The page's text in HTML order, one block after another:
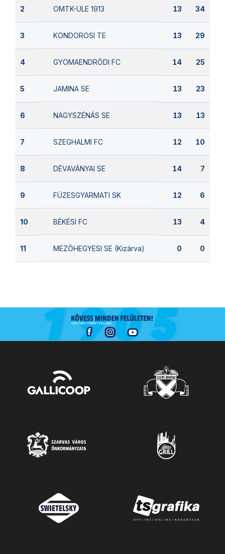
2 OMTK-ULE 1913 13 34
3 KONDOROSI TE 13 29
4 GYOMAENDRŐDI FC 14 25
5 JAMINA SE 13 23
6 NAGYSZÉNÁS SE 13 13
7 SZEGHALMI FC 12 10
8 DÉVAVÁNYAI SE 14 7
9 FÜZESGYARMATI SK 12 6
10 BÉKÉSI FC 13 4
11 MEZŐHEGYESI SE (Kizárva) 0 0